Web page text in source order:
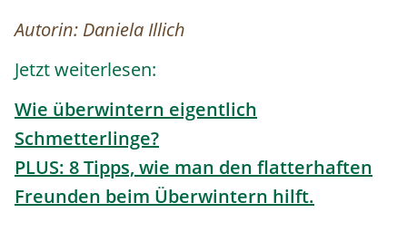
Autorin: Daniela Illich
Jetzt weiterlesen:
Wie überwintern eigentlich
Schmetterlinge?
PLUS: 8 Tipps, wie man den flatterhaften
Freunden beim Überwintern hilft.